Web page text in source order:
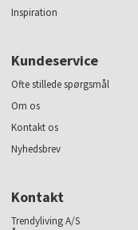
Inspiration
Kundeservice
Ofte stillede spørgsmål
Om os
Kontakt os
Nyhedsbrev
Kontakt
Trendyliving A/S